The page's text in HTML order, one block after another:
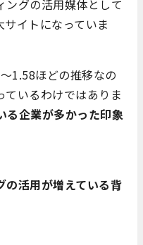
ングの活用媒体として
サイトになっていま
1.58ほどの推移なの
ているわけではありま
る企業が多かった印象
の活用が増えている背